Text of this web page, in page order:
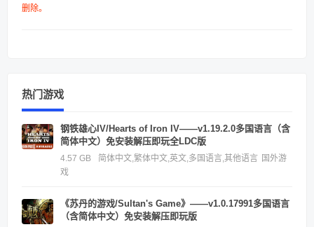
删除。
热门游戏
钢铁雄心IV/Hearts of Iron IV——v1.19.2.0多国语言（含
简体中文）免安装解压即玩全LDC版
4.57 GB 简体中文,繁体中文,英文,多国语言,其他语言 国外游
戏
《苏丹的游戏/Sultan's Game》——v1.0.17991多国语言
（含简体中文）免安装解压即玩版